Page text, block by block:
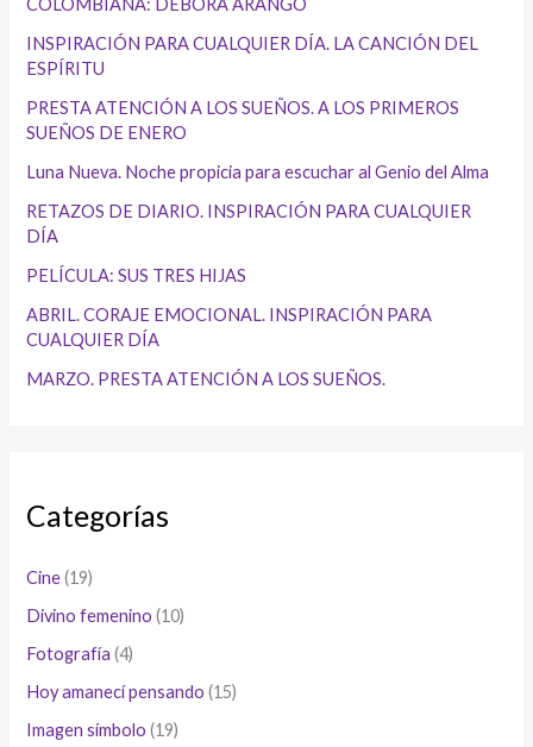
INSPIRACIÓN PARA CUALQUIER DÍA. LA CANCIÓN DEL
ESPÍRITU
PRESTA ATENCIÓN A LOS SUEÑOS. A LOS PRIMEROS
SUEÑOS DE ENERO
Luna Nueva. Noche propicia para escuchar al Genio del Alma
RETAZOS DE DIARIO. INSPIRACIÓN PARA CUALQUIER
DÍA
PELÍCULA: SUS TRES HIJAS
ABRIL. CORAJE EMOCIONAL. INSPIRACIÓN PARA
CUALQUIER DÍA
MARZO. PRESTA ATENCIÓN A LOS SUEÑOS.
Categorías
Cine(19)
Divino femenino (10)
Fotografía (4)
Hoy amanecí pensando (15)
Imagen símbolo (19)